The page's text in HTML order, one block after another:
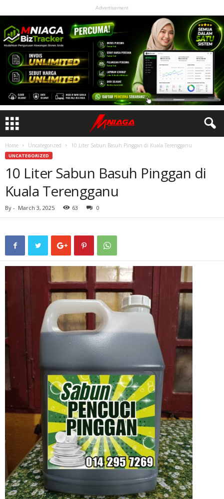
Advertisement
Home Uncategorized 10 Liter Sabun Basuh Pinggan di Kuala Terengganu
UNCATEGORIZED
10 Liter Sabun Basuh Pinggan di
Kuala Terengganu
By - March 3, 2025 63 0